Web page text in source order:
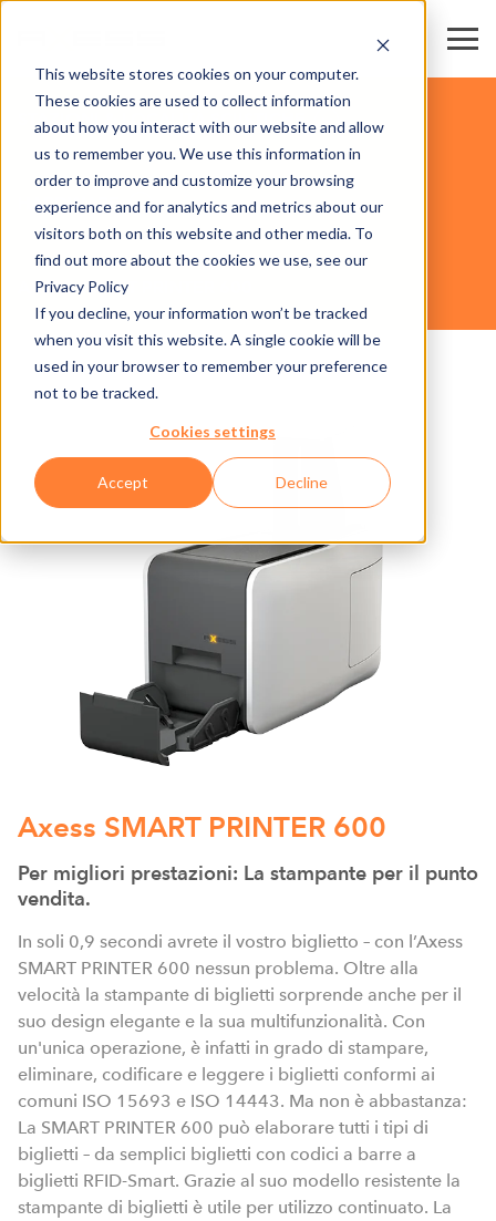
This website stores cookies on your computer.
These cookies are used to collect information
about how you interact with our website and allow
us to remember you. We use this information in
order to improve and customize your browsing
experience and for analytics and metrics about our
visitors both on this website and other media. To
find out more about the cookies we use, see our
Privacy Policy
If you decline, your information won’t be tracked
when you visit this website. A single cookie will be
used in your browser to remember your preference
not to be tracked.
Cookies settings
Accept Decline
AXESS SMART PRINTER 600
HARDWARE
STAZIONI & LOCALITÀ SCIISTICHE
Axess SMART PRINTER 600
Per migliori prestazioni: La stampante per il punto
vendita.
In soli 0,9 secondi avrete il vostro biglietto – con l’Axess
SMART PRINTER 600 nessun problema. Oltre alla
velocità la stampante di biglietti sorprende anche per il
suo design elegante e la sua multifunzionalità. Con
un'unica operazione, è infatti in grado di stampare,
eliminare, codificare e leggere i biglietti conformi ai
comuni ISO 15693 e ISO 14443. Ma non è abbastanza:
La SMART PRINTER 600 può elaborare tutti i tipi di
biglietti – da semplici biglietti con codici a barre a
biglietti RFID-Smart. Grazie al suo modello resistente la
stampante di biglietti è utile per utilizzo continuato. La